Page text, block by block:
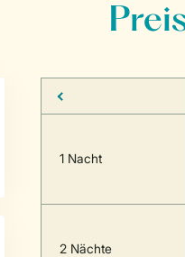
1 Nacht
2 Nächte